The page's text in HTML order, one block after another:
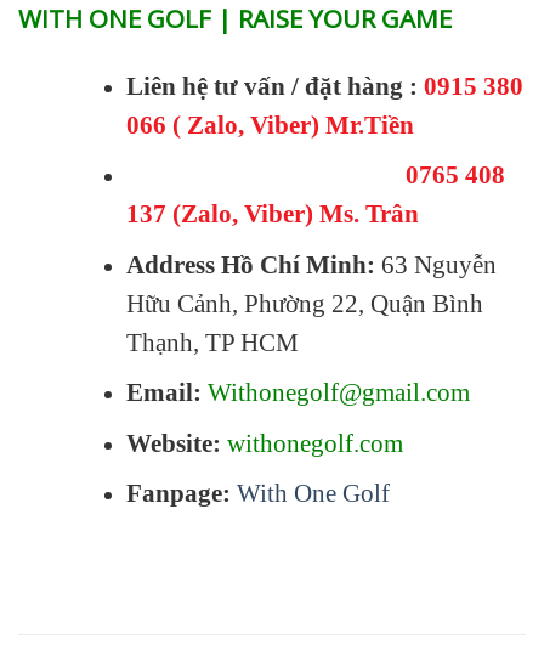
WITH ONE GOLF | RAISE YOUR GAME
Liên hệ tư vấn / đặt hàng : 0915 380
066 ( Zalo, Viber) Mr.Tiền
0765 408
137 (Zalo, Viber) Ms. Trân
Address Hồ Chí Minh: 63 Nguyễn
Hữu Cảnh, Phường 22, Quận Bình
Thạnh, TP HCM
Email: Withonegolf@gmail.com
Website: withonegolf.com
Fanpage: With One Golf